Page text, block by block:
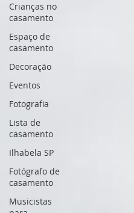
Crianças no
casamento
Espaço de
casamento
Decoração
Eventos
Fotografia
Lista de
casamento
Ilhabela SP
Fotógrafo de
casamento
Musicistas